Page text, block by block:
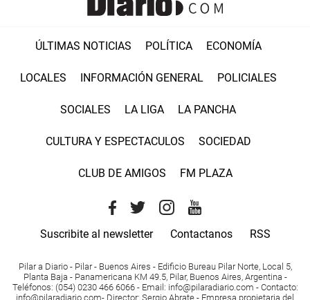
ÚLTIMAS NOTICIAS POLÍTICA ECONOMÍA
LOCALES INFORMACIÓN GENERAL POLICIALES
SOCIALES LA LIGA LA PANCHA
CULTURA Y ESPECTACULOS SOCIEDAD
CLUB DE AMIGOS FM PLAZA
Suscribite al newsletter Contactanos RSS
Pilar a Diario - Pilar - Buenos Aires - Edificio Bureau Pilar Norte, Local 5,
Planta Baja - Panamericana KM 49.5, Pilar, Buenos Aires, Argentina -
Teléfonos: (054) 0230 466 6066 - Email : info@pilaradiario.com - Contacto:
info@pilaradiario.com- Director: Sergio Abrate - Empresa propietaria del